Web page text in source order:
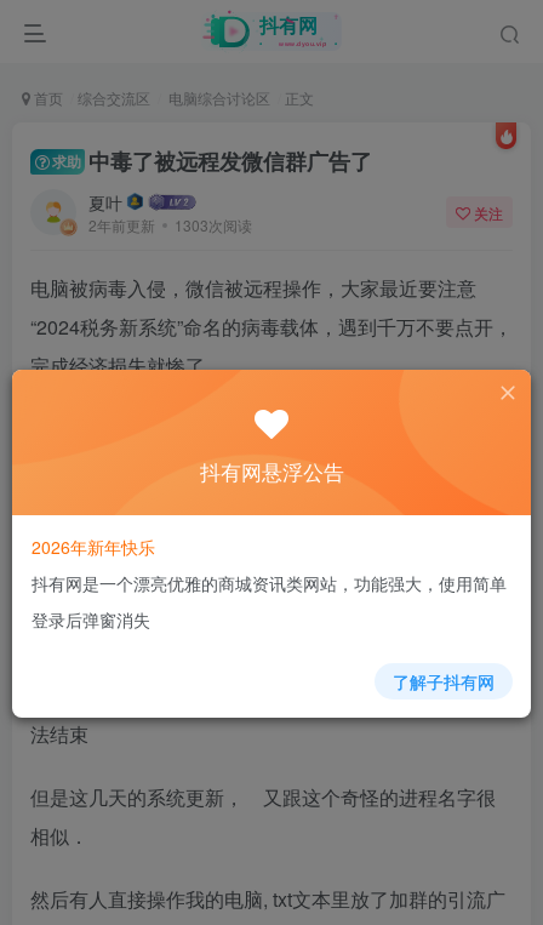
首页 综合交流区 电脑综合讨论区 正文
求助 中毒了被远程发微信群广告了
夏叶
2年前更新 1303次阅读
关注
电脑被病毒入侵，微信被远程操作，大家最近要注意
“2024税务新系统”命名的病毒载体，遇到千万不要点开，
完成经济损失就惨了.
在安装360的情况下, 360的主动防御不知道怎么 被关
掉了 ｄｅｆｅｎｄｅｒ也被关掉了
低， 而且文件位置是在ｄａｔａ文件夹隐藏的， 无
法结束
但是这几天的系统更新， 又跟这个奇怪的进程名字很
相似．
然后有人直接操作我的电脑, txt文本里放了加群的引流广
抖有网悬浮公告
2026年新年快乐
抖有网是一个漂亮优雅的商城资讯类网站，功能强大，使用简单
登录后弹窗消失
了解子抖有网